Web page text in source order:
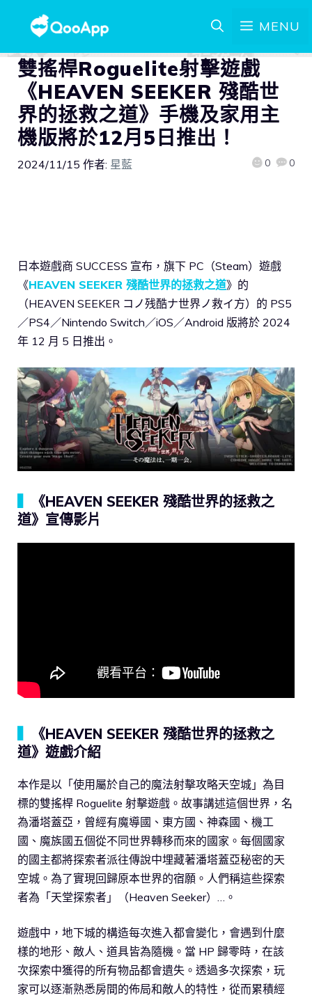
MENU
雙搖桿Roguelite射擊遊戲
《HEAVEN SEEKER 殘酷世
界的拯救之道》手機及家用主
機版將於12月5日推出！
2024/11/15 作者: 星藍 0 0
日本遊戲商 SUCCESS 宣布，旗下 PC（Steam）遊戲
《HEAVEN SEEKER 殘酷世界的拯救之道》的
（HEAVEN SEEKER コノ残酷ナ世界ノ救イ方）的 PS5
／PS4／Nintendo Switch／iOS／Android 版將於 2024
年 12 月 5 日推出。
《HEAVEN SEEKER 殘酷世界的拯救之
道》宣傳影片
《HEAVEN SEEKER 殘酷世界的拯救之
道》遊戲介紹
本作是以「使用屬於自己的魔法射擊攻略天空城」為目
標的雙搖桿 Roguelite 射擊遊戲。故事講述這個世界，名
為潘塔蓋亞，曾經有魔導國、東方國、神森國、機工
國、魔族國五個從不同世界轉移而來的國家。每個國家
的國主都將探索者派往傳說中埋藏著潘塔蓋亞秘密的天
空城。為了實現回歸原本世界的宿願。人們稱這些探索
者為「天堂探索者」（Heaven Seeker）…。
遊戲中，地下城的構造每次進入都會變化，會遇到什麼
樣的地形、敵人、道具皆為隨機。當 HP 歸零時，在該
次探索中獲得的所有物品都會遺失。透過多次探索，玩
家可以逐漸熟悉房間的佈局和敵人的特性，從而累積經